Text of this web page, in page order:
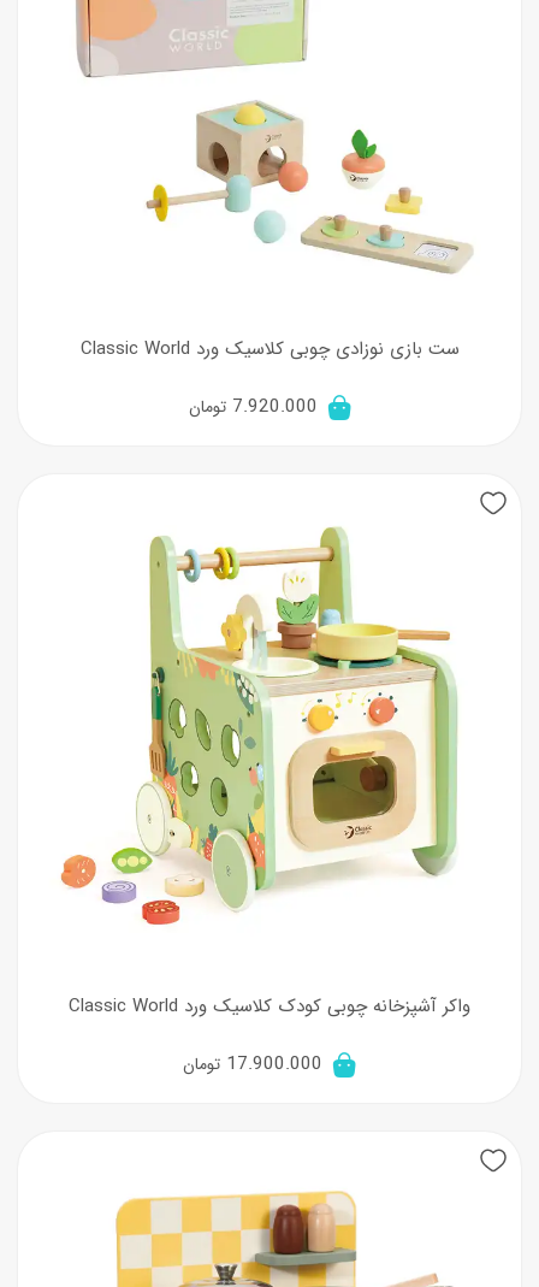
ست بازی نوزادی چوبی کلاسیک ورد Classic World
7.920.000 تومان
واکر آشپزخانه چوبی کودک کلاسیک ورد Classic World
17.900.000 تومان